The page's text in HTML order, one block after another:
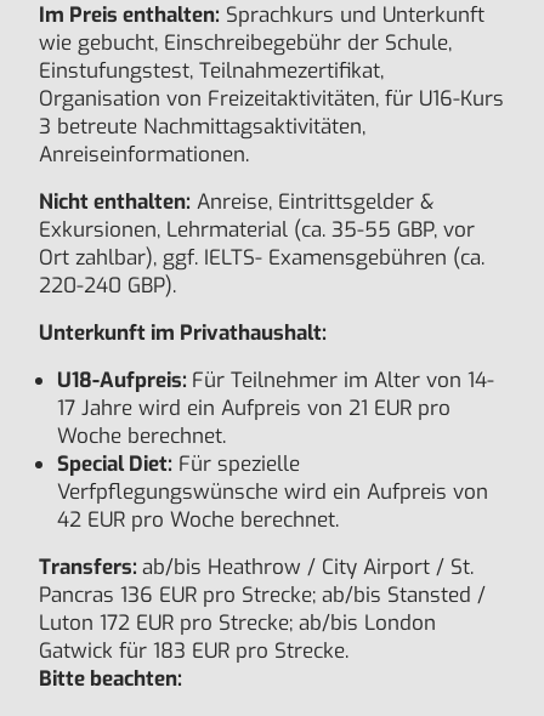
Im Preis enthalten: Sprachkurs und Unterkunft
wie gebucht, Einschreibegebühr der Schule,
Einstufungstest, Teilnahmezertifikat,
Organisation von Freizeitaktivitäten, für U16-Kurs
3 betreute Nachmittagsaktivitäten,
Anreiseinformationen.
Nicht enthalten: Anreise, Eintrittsgelder &
Exkursionen, Lehrmaterial (ca. 35-55 GBP, vor
Ort zahlbar), ggf. IELTS- Examensgebühren (ca.
220-240 GBP).
Unterkunft im Privathaushalt:
U18-Aufpreis: Für Teilnehmer im Alter von 14-
17 Jahre wird ein Aufpreis von 21 EUR pro
Woche berechnet.
Special Diet: Für spezielle
Verfpflegungswünsche wird ein Aufpreis von
42 EUR pro Woche berechnet.
Transfers: ab/bis Heathrow / City Airport / St.
Pancras 136 EUR pro Strecke; ab/bis Stansted /
Luton 172 EUR pro Strecke; ab/bis London
Gatwick für 183 EUR pro Strecke.
Bitte beachten: